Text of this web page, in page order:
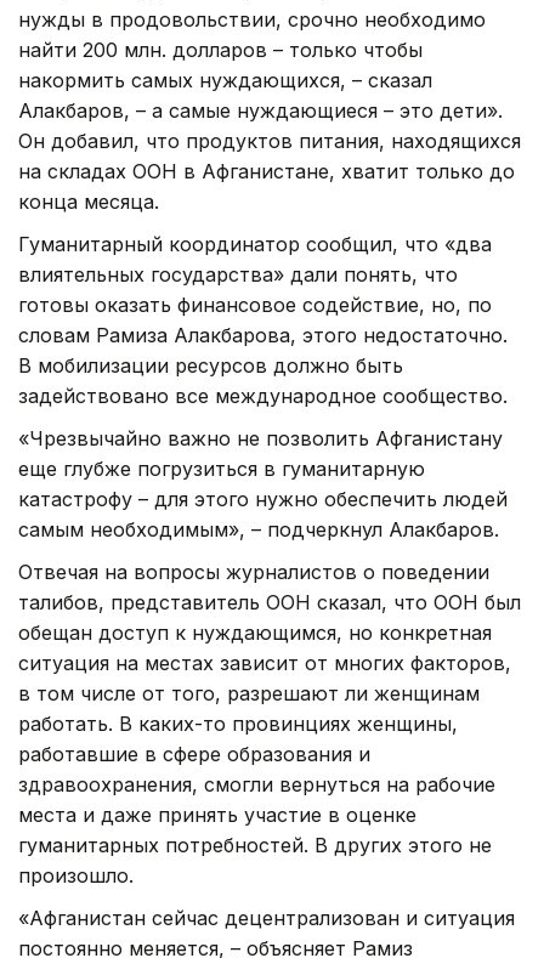
нужды в продовольствии, срочно необходимо
найти 200 млн. долларов – только чтобы
накормить самых нуждающихся, – сказал
Алакбаров, – а самые нуждающиеся – это дети».
Он добавил, что продуктов питания, находящихся
на складах ООН в Афганистане, хватит только до
конца месяца.
Гуманитарный координатор сообщил, что «два
влиятельных государства» дали понять, что
готовы оказать финансовое содействие, но, по
словам Рамиза Алакбарова, этого недостаточно.
В мобилизации ресурсов должно быть
задействовано все международное сообщество.
«Чрезвычайно важно не позволить Афганистану
еще глубже погрузиться в гуманитарную
катастрофу – для этого нужно обеспечить людей
самым необходимым», – подчеркнул Алакбаров.
Отвечая на вопросы журналистов о поведении
талибов, представитель ООН сказал, что ООН был
обещан доступ к нуждающимся, но конкретная
ситуация на местах зависит от многих факторов,
в том числе от того, разрешают ли женщинам
работать. В каких-то провинциях женщины,
работавшие в сфере образования и
здравоохранения, смогли вернуться на рабочие
места и даже принять участие в оценке
гуманитарных потребностей. В других этого не
произошло.
«Афганистан сейчас децентрализован и ситуация
постоянно меняется, – объясняет Рамиз